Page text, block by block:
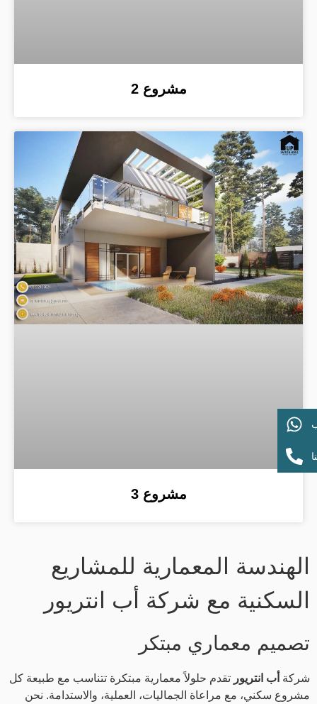
مشروع 2
مشروع 3
الهندسة المعمارية للمشاريع
السكنية مع شركة أب انتريور
تصميم معماري مبتكر
شركة أب انتريور تقدم حلولاً معمارية مبتكرة تتناسب مع طبيعة كل
مشروع سكني، مع مراعاة الجماليات، العملية، والاستدامة. نحن